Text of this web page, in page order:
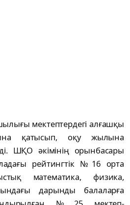
мектептердегі алғашқы
қатысып, оқу жылына
ШҚО әкімінің орынбасары
рейтингтік №16 орта
математика, физика,
дарынды балаларға